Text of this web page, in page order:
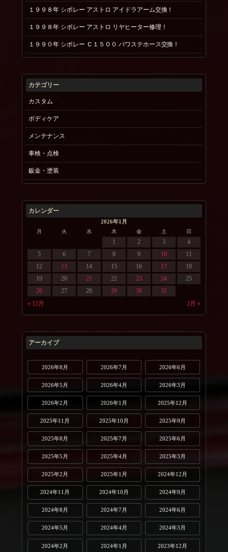
１９９８年 シボレー アストロ アイドラアーム交換！
１９９８年 シボレー アストロ リヤヒーター修理！
１９９０年 シボレー Ｃ１５００ パワステホース交換！
カテゴリー
カスタム
ボディケア
メンテナンス
車検・点検
鈑金・塗装
カレンダー
2026年1月
月 火 水 木 金 土 日
« 12月 2月 »
1 2 3
4
5
6 7 8 9 10
11
12
13 14 15 16 17
18
19
20 21 22 23 24
25
26
27 28 29 30 31
アーカイブ
2026年8月 2026年7月 2026年6月
2026年5月 2026年4月 2026年3月
2026年2月 2026年1月 2025年12月
2025年11月 2025年10月 2025年9月
2025年8月 2025年7月 2025年6月
2025年5月 2025年4月 2025年3月
2025年2月 2025年1月 2024年12月
2024年11月 2024年10月 2024年9月
2024年8月 2024年7月 2024年6月
2024年5月 2024年4月 2024年3月
2024年2月 2024年1月 2023年12月